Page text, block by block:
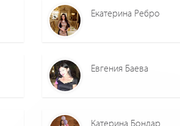
Екатерина Ребро
Евгения Баева
Катерина Бондар